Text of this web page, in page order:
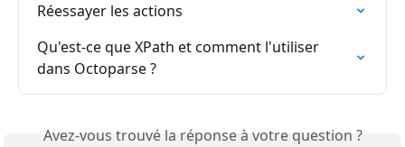
Réessayer les actions
Qu'est-ce que XPath et comment l'utiliser
dans Octoparse ?
Avez-vous trouvé la réponse à votre question ?